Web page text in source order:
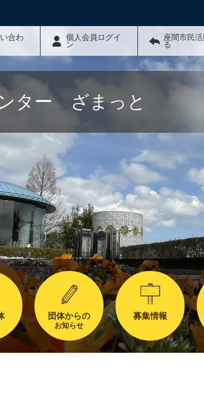
合わ
個人会員ログイ
ン
座間市民
る
ター ざまっと
団体からの
お知らせ
募集情報